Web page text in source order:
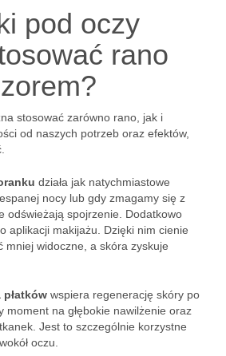
pod oczy
rano
stosować zarówno rano, jak i
od naszych potrzeb oraz efektów,
działa jak natychmiastowe
nocy lub gdy zmagamy się z
odświeżają spojrzenie. Dodatkowo
aplikacji makijażu. Dzięki nim cienie
mniej widoczne, a skóra zyskuje
wspiera regenerację skóry po
moment na głębokie nawilżenie oraz
Jest to szczególnie korzystne
oczu.